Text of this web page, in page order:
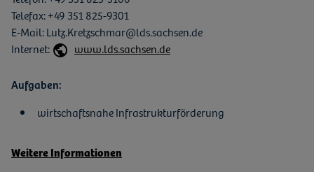
Telefax: +49 351 825-9301
E-Mail: Lutz.Kretzschmar@lds.sachsen.de
Internet:
www.lds.sachsen.de
Aufgaben:
wirtschaftsnahe Infrastrukturförderung
Weitere Informationen